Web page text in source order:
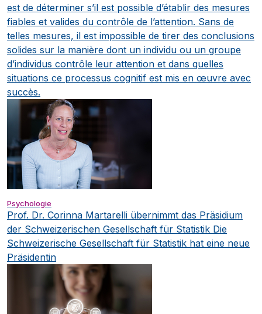
est de déterminer s’il est possible d’établir des mesures
fiables et valides du contrôle de l’attention. Sans de
telles mesures, il est impossible de tirer des conclusions
solides sur la manière dont un individu ou un groupe
d’individus contrôle leur attention et dans quelles
situations ce processus cognitif est mis en œuvre avec
succès.
Psychologie
Prof. Dr. Corinna Martarelli übernimmt das Präsidium
der Schweizerischen Gesellschaft für Statistik Die
Schweizerische Gesellschaft für Statistik hat eine neue
Präsidentin